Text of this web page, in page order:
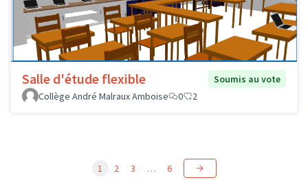
Salle d'étude flexible
Soumis au vote
Collège André Malraux Amboise
0 2
1 2 3 … 6